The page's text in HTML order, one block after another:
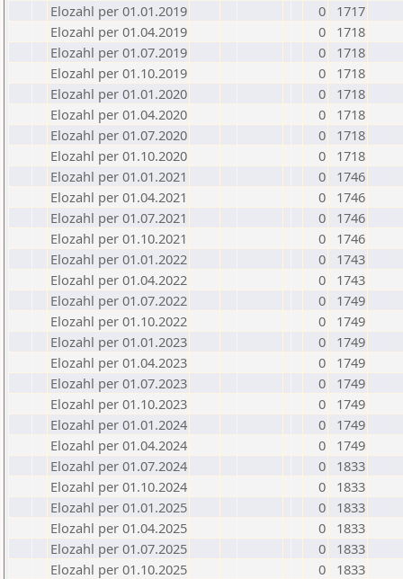
Elozahl per 01.01.2019
0
1717
Elozahl per 01.04.2019
0
1718
Elozahl per 01.07.2019
0
1718
Elozahl per 01.10.2019
0
1718
Elozahl per 01.01.2020
0
1718
Elozahl per 01.04.2020
0
1718
Elozahl per 01.07.2020
0
1718
Elozahl per 01.10.2020
0
1718
Elozahl per 01.01.2021
0
1746
Elozahl per 01.04.2021
0
1746
Elozahl per 01.07.2021
0
1746
Elozahl per 01.10.2021
0
1746
Elozahl per 01.01.2022
0
1743
Elozahl per 01.04.2022
0
1743
Elozahl per 01.07.2022
0
1749
Elozahl per 01.10.2022
0
1749
Elozahl per 01.01.2023
0
1749
Elozahl per 01.04.2023
0
1749
Elozahl per 01.07.2023
0
1749
Elozahl per 01.10.2023
0
1749
Elozahl per 01.01.2024
0
1749
Elozahl per 01.04.2024
0
1749
Elozahl per 01.07.2024
0
1833
Elozahl per 01.10.2024
0
1833
Elozahl per 01.01.2025
0
1833
Elozahl per 01.04.2025
0
1833
Elozahl per 01.07.2025
0
1833
Elozahl per 01.10.2025
0
1833